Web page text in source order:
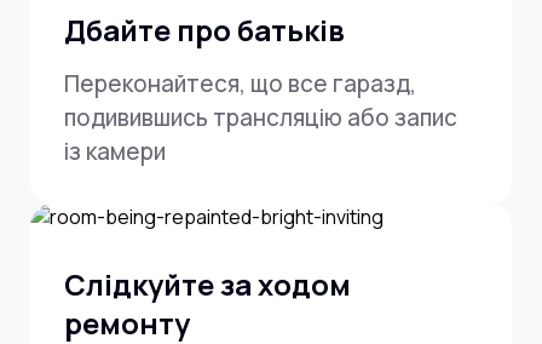
Дбайте про батьків
Переконайтеся, що все гаразд,
подивившись трансляцію або запис
із камери
Слідкуйте за ходом
ремонту